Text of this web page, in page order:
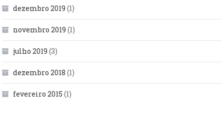
dezembro 2019 (1)
novembro 2019 (1)
julho 2019 (3)
dezembro 2018 (1)
fevereiro 2015 (1)